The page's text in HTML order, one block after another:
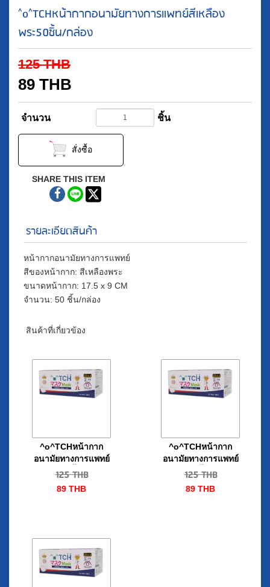
^o^TCHหน้ากากอนามัยทางการแพทย์สีเหลือง
พระ50ชิ้น/กล่อง
125THB
89 THB
จำนวน ชิ้น
สั่งซื้อ
SHARE THIS ITEM
รายละเอียดสินค้า
หน้ากากอนามัยทางการแพทย์
สีของหน้ากาก: สีเหลืองพระ
ขนาดหน้ากาก: 17.5 x 9 CM
จำนวน: 50 ชิ้น/กล่อง
สินค้าที่เกี่ยวข้อง
^o^TCHหน้ากาก
อนามัยทางการแพทย์
สีม่วง50ชิ้น/กล่อง
125THB
89 THB
^o^TCHหน้ากาก
อนามัยทางการแพทย์
สีฟ้า50ชิ้น/กล่อง
125THB
89 THB